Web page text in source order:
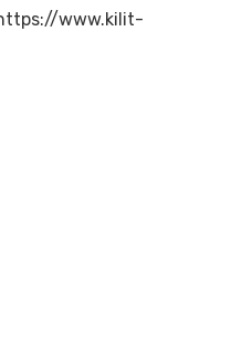
www.kilit-